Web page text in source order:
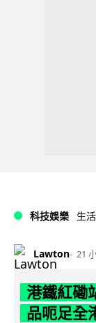
科技娛樂 生
Lawton 21
港鐵紅磡
品呃足全